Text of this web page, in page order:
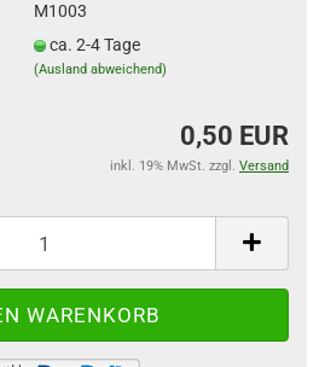
M1003
ca. 2-4 Tage
(Ausland abweichend)
0,50 EUR
inkl. 19% MwSt. zzgl. Versand